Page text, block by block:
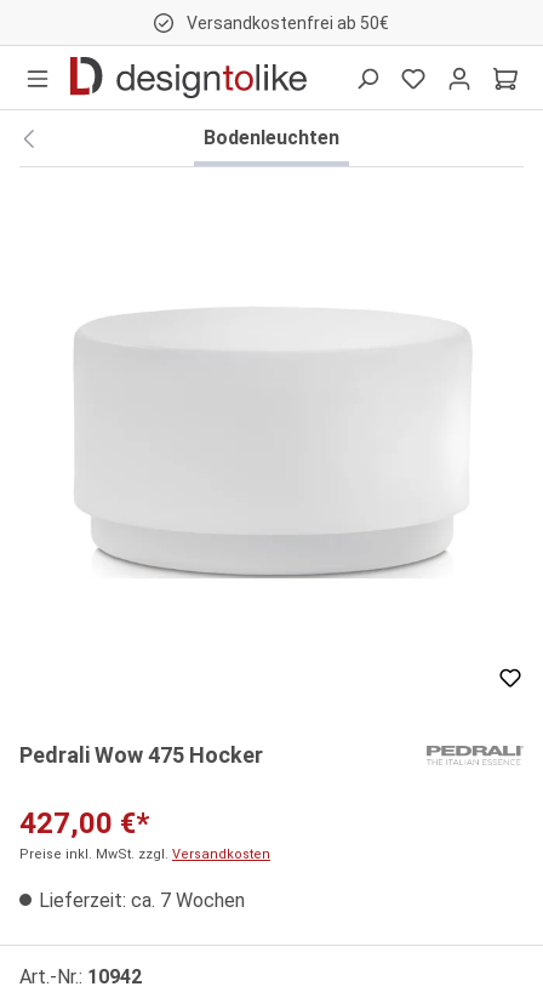
Versandkostenfrei ab 50€
Bodenleuchten
Pedrali Wow 475 Hocker
427,00 €*
Preise inkl. MwSt. zzgl. Versandkosten
Lieferzeit: ca. 7 Wochen
Art.-Nr.: 10942